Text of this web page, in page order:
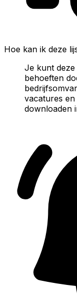
Hoe kan ik deze
Je kunt deze
behoeften
vacatures
downloaden